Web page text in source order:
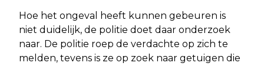
Hoe het ongeval heeft kunnen gebeuren is
niet duidelijk, de politie doet daar onderzoek
naar. De politie roep de verdachte op zich te
melden, tevens is ze op zoek naar getuigen die